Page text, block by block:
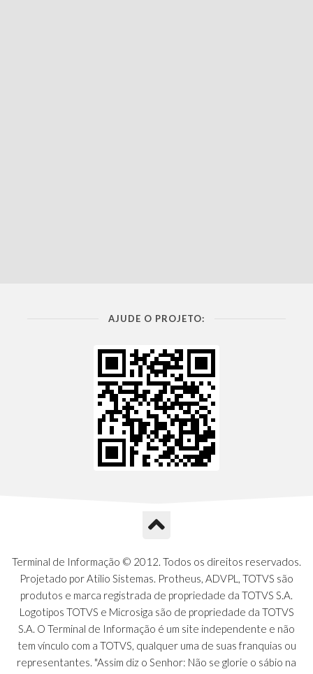
AJUDE O PROJETO:
Terminal de Informação © 2012. Todos os direitos reservados.
Projetado por Atilio Sistemas. Protheus, ADVPL, TOTVS são
produtos e marca registrada de propriedade da TOTVS S.A.
Logotipos TOTVS e Microsiga são de propriedade da TOTVS
S.A. O Terminal de Informação é um site independente e não
tem vínculo com a TOTVS, qualquer uma de suas franquias ou
representantes. "Assim diz o Senhor: Não se glorie o sábio na